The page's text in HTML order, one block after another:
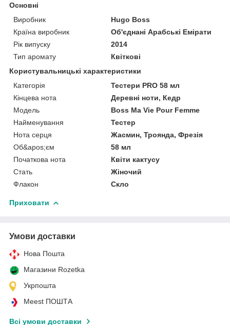
Основні
Виробник
Hugo Boss
Країна виробник
Об'єднані Арабські Емірати
Рік випуску
2014
Тип аромату
Квіткові
Користувальницькі характеристики
Категорія
Тестери PRO 58 мл
Кінцева нота
Деревні ноти, Кедр
Мoдель
Boss Ma Vie Pour Femme
Найменування
Тестер
Нота серця
Жасмин, Троянда, Фрезія
Об&apos;єм
58 мл
Початкова нота
Квіти кактусу
Стать
Жіночий
Флакон
Скло
Приховати
Умови доставки
Нова Пошта
Магазини Rozetka
Укрпошта
Meest ПОШТА
Всі умови доставки